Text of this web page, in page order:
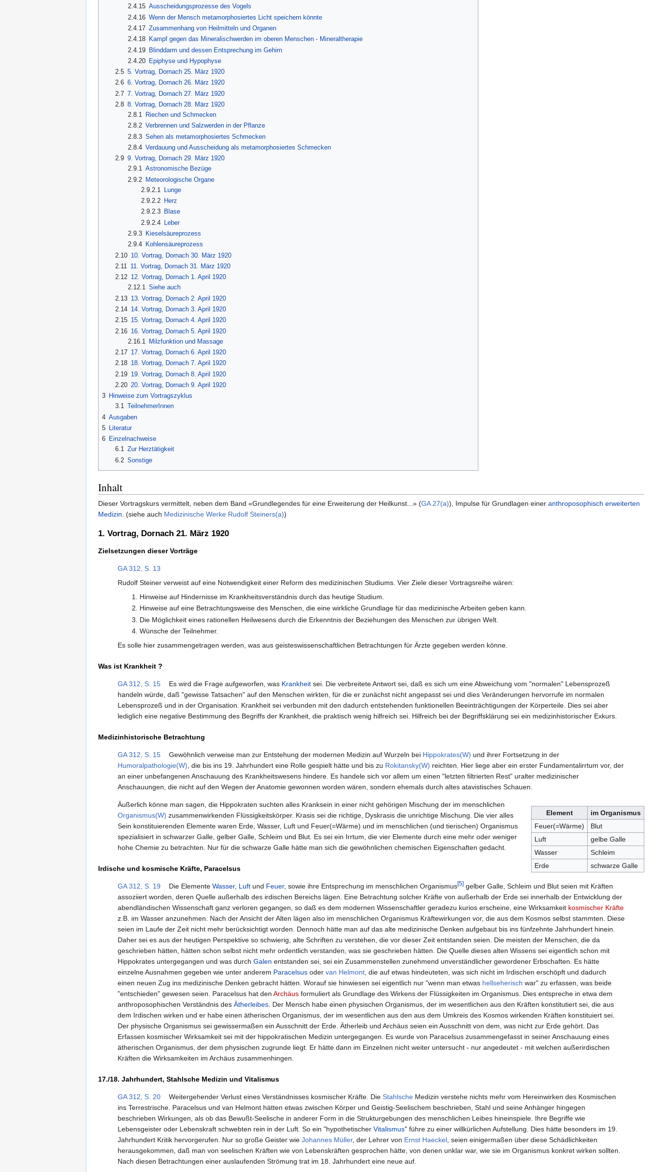
2.4.15 Ausscheidungsprozesse des Vogels
2.4.16 Wenn der Mensch metamorphosiertes Licht speichern könnte
2.4.17 Zusammenhang von Heilmitteln und Organen
2.4.18 Kampf gegen das Mineralischwerden im oberen Menschen - Mineraltherapie
2.4.19 Blinddarm und dessen Entsprechung im Gehirn
2.4.20 Epiphyse und Hypophyse
2.5 5. Vortrag, Dornach 25. März 1920
2.6 6. Vortrag, Dornach 26. März 1920
2.7 7. Vortrag, Dornach 27. März 1920
2.8 8. Vortrag, Dornach 28. März 1920
2.8.1 Riechen und Schmecken
2.8.2 Verbrennen und Salzwerden in der Pflanze
2.8.3 Sehen als metamorphosiertes Schmecken
2.8.4 Verdauung und Ausscheidung als metamorphosiertes Schmecken
2.9 9. Vortrag, Dornach 29. März 1920
2.9.1 Astronomische Bezüge
2.9.2 Meteorologische Organe
2.9.2.1
Lunge
2.9.2.2
Herz
2.9.2.3
Blase
2.9.2.4
Leber
2.9.3 Kieselsäureprozess
2.9.4 Kohlensäureprozess
2.10 10. Vortrag, Dornach 30. März 1920
2.11 11. Vortrag, Dornach 31. März 1920
2.12 12. Vortrag, Dornach 1. April 1920
2.12.1 Siehe auch
2.13 13. Vortrag, Dornach 2. April 1920
2.14 14. Vortrag, Dornach 3. April 1920
2.15 15. Vortrag, Dornach 4. April 1920
2.16 16. Vortrag, Dornach 5. April 1920
2.16.1
Milzfunktion und Massage
2.17 17. Vortrag, Dornach 6. April 1920
2.18 18. Vortrag, Dornach 7. April 1920
2.19 19. Vortrag, Dornach 8. April 1920
2.20 20. Vortrag, Dornach 9. April 1920
3 Hinweise zum Vortragszyklus
3.1 TeilnehmerInnen
4 Ausgaben
5 Literatur
6 Einzelnachweise
6.1 Zur Herztätigkeit
6.2 Sonstige
Inhalt
Dieser Vortragskurs vermittelt, neben dem Band «Grundlegendes für eine Erweiterung der Heilkunst...» (GA 27(a)), Impulse für Grundlagen einer anthroposophisch erweiterten
Medizin. (siehe auch Medizinische Werke Rudolf Steiners(a))
1. Vortrag, Dornach 21. März 1920
Zielsetzungen dieser Vorträge
GA 312, S. 13
Rudolf Steiner verweist auf eine Notwendigkeit einer Reform des medizinischen Studiums. Vier Ziele dieser Vortragsreihe wären:
Hinweise auf Hindernisse im Krankheitsverständnis durch das heutige Studium.
Hinweise auf eine Betrachtungsweise des Menschen, die eine wirkliche Grundlage für das medizinische Arbeiten geben kann.
Die Möglichkeit eines rationellen Heilwesens durch die Erkenntnis der Beziehungen des Menschen zur übrigen Welt.
Wünsche der Teilnehmer.
Es solle hier zusammengetragen werden, was aus geisteswissenschaftlichen Betrachtungen für Ärzte gegeben werden könne.
Was ist Krankheit ?
GA 312, S. 15 Es wird die Frage aufgeworfen, was Krankheit sei. Die verbreitete Antwort sei, daß es sich um eine Abweichung vom "normalen" Lebensprozeß
handeln würde, daß "gewisse Tatsachen" auf den Menschen wirkten, für die er zunächst nicht angepasst sei und dies Veränderungen hervorrufe im normalen
Lebensprozeß und in der Organisation. Krankheit sei verbunden mit den dadurch entstehenden funktionellen Beeinträchtigungen der Körperteile. Dies sei aber
lediglich eine negative Bestimmung des Begriffs der Krankheit, die praktisch wenig hilfreich sei. Hilfreich bei der Begriffsklärung sei ein medizinhistorischer Exkurs.
Medizinhistorische Betrachtung
GA 312, S. 15 Gewöhnlich verweise man zur Entstehung der modernen Medizin auf Wurzeln bei Hippokrates(W) und ihrer Fortsetzung in der
Humoralpathologie(W) , die bis ins 19. Jahrhundert eine Rolle gespielt hätte und bis zu Rokitansky(W) reichten. Hier liege aber ein erster Fundamentalirrtum vor, der
an einer unbefangenen Anschauung des Krankheitswesens hindere. Es handele sich vor allem um einen "letzten filtrierten Rest" uralter medizinischer
Anschauungen, die nicht auf den Wegen der Anatomie gewonnen worden wären, sondern ehemals durch altes atavistisches Schauen.
Element
im Organismus
Feuer(=Wärme)
Blut
Luft
gelbe Galle
Wasser
Schleim
Erde
schwarze Galle
Äußerlich könne man sagen, die Hippokraten suchten alles Kranksein in einer nicht gehörigen Mischung der im menschlichen
Organismus(W) zusammenwirkenden Flüssigkeitskörper. Krasis sei die richtige, Dyskrasis die unrichtige Mischung. Die vier alles
Sein konstituierenden Elemente waren Erde, Wasser, Luft und Feuer(=Wärme) und im menschlichen (und tierischen) Organismus
spezialisiert in schwarzer Galle, gelber Galle, Schleim und Blut. Es sei ein Irrtum, die vier Elemente durch eine mehr oder weniger
hohe Chemie zu betrachten. Nur für die schwarze Galle hätte man sich die gewöhnlichen chemischen Eigenschaften gedacht.
Irdische und kosmische Kräfte, Paracelsus
GA 312, S. 19 Die Elemente Wasser, Luft und Feuer, sowie ihre Entsprechung im menschlichen Organismus[5] gelber Galle, Schleim und Blut seien mit Kräften
assoziiert worden, deren Quelle außerhalb des irdischen Bereichs lägen. Eine Betrachtung solcher Kräfte von außerhalb der Erde sei innerhalb der Entwicklung der
abendländischen Wissenschaft ganz verloren gegangen, so daß es dem modernen Wissenschaftler geradezu kurios erscheine, eine Wirksamkeit kosmischer Kräfte
z.B. im Wasser anzunehmen. Nach der Ansicht der Alten lägen also im menschlichen Organismus Kräftewirkungen vor, die aus dem Kosmos selbst stammten. Diese
seien im Laufe der Zeit nicht mehr berücksichtigt worden. Dennoch hätte man auf das alte medizinische Denken aufgebaut bis ins fünfzehnte Jahrhundert hinein.
Daher sei es aus der heutigen Perspektive so schwierig, alte Schriften zu verstehen, die vor dieser Zeit entstanden seien. Die meisten der Menschen, die da
geschrieben hätten, hätten schon selbst nicht mehr ordentlich verstanden, was sie geschrieben hätten. Die Quelle dieses alten Wissens sei eigentlich schon mit
Hippokrates untergegangen und was durch Galen entstanden sei, sei ein Zusammenstellen zunehmend unverständlicher gewordener Erbschaften. Es hätte
einzelne Ausnahmen gegeben wie unter anderem Paracelsus oder van Helmont , die auf etwas hindeuteten, was sich nicht im Irdischen erschöpft und dadurch
einen neuen Zug ins medizinische Denken gebracht hätten. Worauf sie hinwiesen sei eigentlich nur "wenn man etwas hellseherisch war" zu erfassen, was beide
"entschieden" gewesen seien. Paracelsus hat den Archäus formuliert als Grundlage des Wirkens der Flüssigkeiten im Organismus. Dies entspreche in etwa dem
anthroposophischen Verständnis des Ätherleibes . Der Mensch habe einen physischen Organismus, der im wesentlichen aus den Kräften konstitutiert sei, die aus
dem Irdischen wirken und er habe einen ätherischen Organismus, der im wesentlichen aus den aus dem Umkreis des Kosmos wirkenden Kräften konstituiert sei.
Der physische Organismus sei gewissermaßen ein Ausschnitt der Erde. Ätherleib und Archäus seien ein Ausschnitt von dem, was nicht zur Erde gehört. Das
Erfassen kosmischer Wirksamkeit sei mit der hippokratischen Medizin untergegangen. Es wurde von Paracelsus zusammengefasst in seiner Anschauung eines
ätherischen Organismus, der dem physischen zugrunde liegt. Er hätte dann im Einzelnen nicht weiter untersucht - nur angedeutet - mit welchen außerirdischen
Kräften die Wirksamkeiten im Archäus zusammenhingen.
17./18. Jahrhundert, Stahlsche Medizin und Vitalismus
GA 312, S. 20 Weitergehender Verlust eines Verständnisses kosmischer Kräfte. Die Stahlsche Medizin verstehe nichts mehr vom Hereinwirken des Kosmischen
ins Terrestrische. Paracelsus und van Helmont hätten etwas zwischen Körper und Geistig-Seelischem beschrieben, Stahl und seine Anhänger hingegen
beschrieben Wirkungen, als ob das Bewußt-Seelische in anderer Form in die Strukturgebungen des menschlichen Leibes hineinspiele. Ihre Begriffe wie
Lebensgeister oder Lebenskraft schwebten rein in der Luft. So ein "hypothetischer Vitalismus" führe zu einer willkürlichen Aufstellung. Dies hätte besonders im 19.
Jahrhundert Kritik hervorgerufen. Nur so große Geister wie Johannes Müller, der Lehrer von Ernst Haeckel , seien einigermaßen über diese Schädlichkeiten
herausgekommen, daß man von seelischen Kräften wie von Lebenskräften gesprochen hätte, von denen unklar war, wie sie im Organismus konkret wirken sollten.
Nach diesen Betrachtungen einer auslaufenden Strömung trat im 18. Jahrhundert eine neue auf.